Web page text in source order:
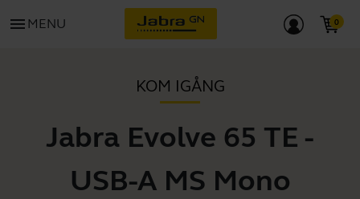
menu MENU
KOM IGÅNG
Jabra Evolve 65 TE -
USB-A MS Mono